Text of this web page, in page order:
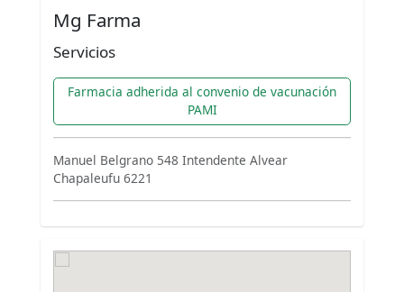
Mg Farma
Servicios
Farmacia adherida al convenio de vacunación
PAMI
Manuel Belgrano 548 Intendente Alvear
Chapaleufu 6221